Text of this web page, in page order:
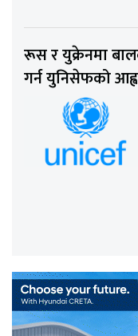
रूस र युक्रेनमा
गर्न युनिसेफको